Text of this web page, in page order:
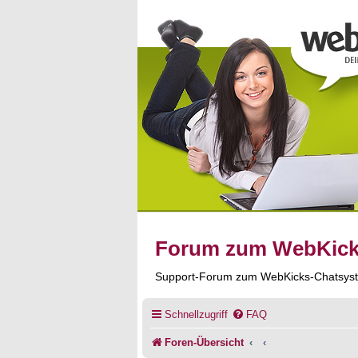
Forum zum
Support-Forum zum WebKicks-
Schnellzugriff FAQ
Foren-Übersicht